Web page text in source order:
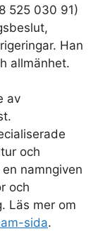
525 030 91)
Han
allmänhet.
av
och
namngiven
och
Läs mer om
sida.